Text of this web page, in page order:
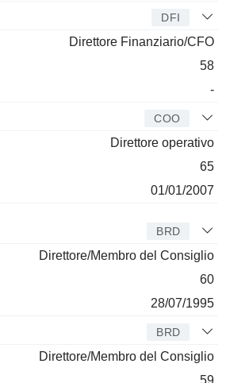
DFI
Direttore Finanziario/CFO
58
-
COO
Direttore operativo
65
01/01/2007
BRD
Direttore/Membro del Consiglio
60
28/07/1995
BRD
Direttore/Membro del Consiglio
59